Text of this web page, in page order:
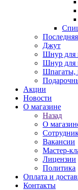
Джут
Шнур для
Шнур для
Шпагаты,
Акции
Новости
О магазине
Назад
О
Вакансии
Мастер-
Лицензии
Политика
Оплата и
Контакты